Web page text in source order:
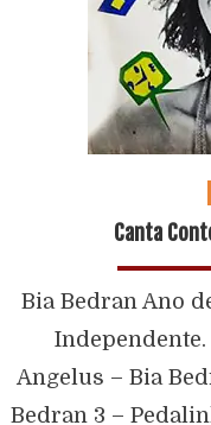
Canta
Bia Bedran Ano
Independente.
Angelus – Bia
Bedran 3 –